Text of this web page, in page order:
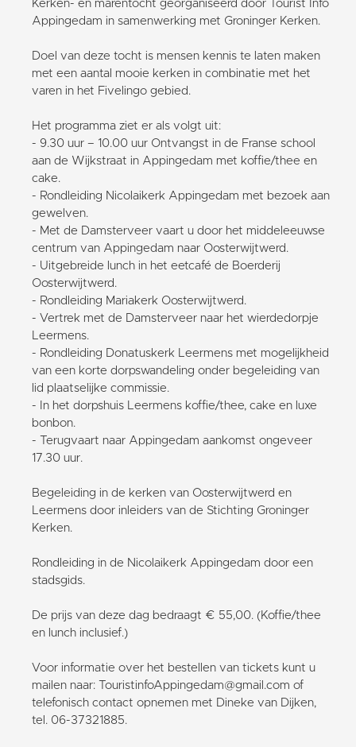
Kerken- en marentocht georganiseerd door Tourist Info
Appingedam in samenwerking met Groninger Kerken.
Doel van deze tocht is mensen kennis te laten maken
met een aantal mooie kerken in combinatie met het
varen in het Fivelingo gebied.
Het programma ziet er als volgt uit:
- 9.30 uur – 10.00 uur Ontvangst in de Franse school
aan de Wijkstraat in Appingedam met koffie/thee en
cake.
- Rondleiding Nicolaikerk Appingedam met bezoek aan
gewelven.
- Met de Damsterveer vaart u door het middeleeuwse
centrum van Appingedam naar Oosterwijtwerd.
- Uitgebreide lunch in het eetcafé de Boerderij
Oosterwijtwerd.
- Rondleiding Mariakerk Oosterwijtwerd.
- Vertrek met de Damsterveer naar het wierdedorpje
Leermens.
- Rondleiding Donatuskerk Leermens met mogelijkheid
van een korte dorpswandeling onder begeleiding van
lid plaatselijke commissie.
- In het dorpshuis Leermens koffie/thee, cake en luxe
bonbon.
- Terugvaart naar Appingedam aankomst ongeveer
17.30 uur.
Begeleiding in de kerken van Oosterwijtwerd en
Leermens door inleiders van de Stichting Groninger
Kerken.
Rondleiding in de Nicolaikerk Appingedam door een
stadsgids.
De prijs van deze dag bedraagt € 55,00. (Koffie/thee
en lunch inclusief.)
Voor informatie over het bestellen van tickets kunt u
mailen naar: TouristinfoAppingedam@gmail.com of
telefonisch contact opnemen met Dineke van Dijken,
tel. 06-37321885.